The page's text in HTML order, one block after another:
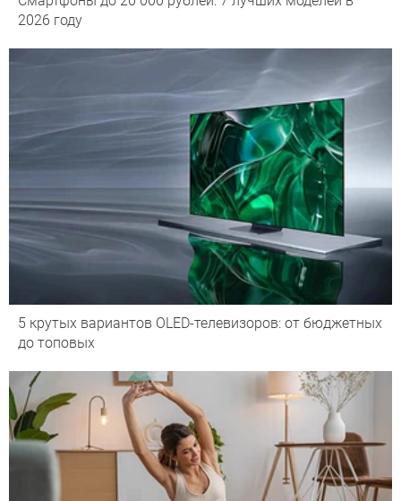
2026 году
5 крутых вариантов OLED-телевизоров: от бюджетных
до топовых